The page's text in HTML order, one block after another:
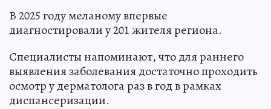
В 2025 году меланому впервые
диагностировали у 201 жителя региона.
Специалисты напоминают, что для раннего
выявления заболевания достаточно проходить
осмотр у дерматолога раз в год в рамках
диспансеризации.